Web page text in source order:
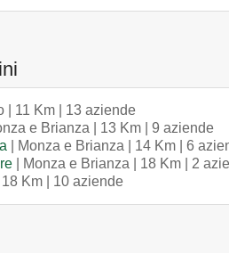
| 11 Km | 13 aziende
e Brianza | 13 Km | 9 aziende
| Monza e Brianza | 14 Km | 6
| Monza e Brianza | 18 Km | 2
18 Km | 10 aziende